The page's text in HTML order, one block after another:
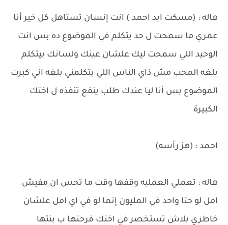
هاله : (مسكت ايد احمد ) انت إنسان تستاهل كل خير أنا
عمري ما سمحت ل حد يتكلم في الموضوع ده بس انت
الوحيد اللي سمحت ليك علشان عينك ولسانك بيتكلم
بلغه المحب مش ذاي الناس اللي بتكلمني بلغه اني كبرت
الموضوع بس أنا ليا عندك طلب ينفع تنفذه ل اختك
الكبيرة
احمد : (هز رأسه)
هاله : تعملي العمليه وقفها وقت ما تحس ان مفيش
امل لو حتا واحد في المليون إنما لو في اي امل علشان
خاطري بلاش تستخصر في اختك فرحتها ب بنتها